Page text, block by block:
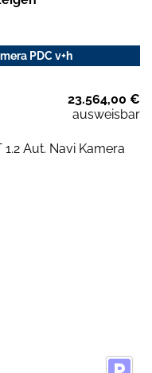
PDC v+h
23.564,00 €
ausweisbar